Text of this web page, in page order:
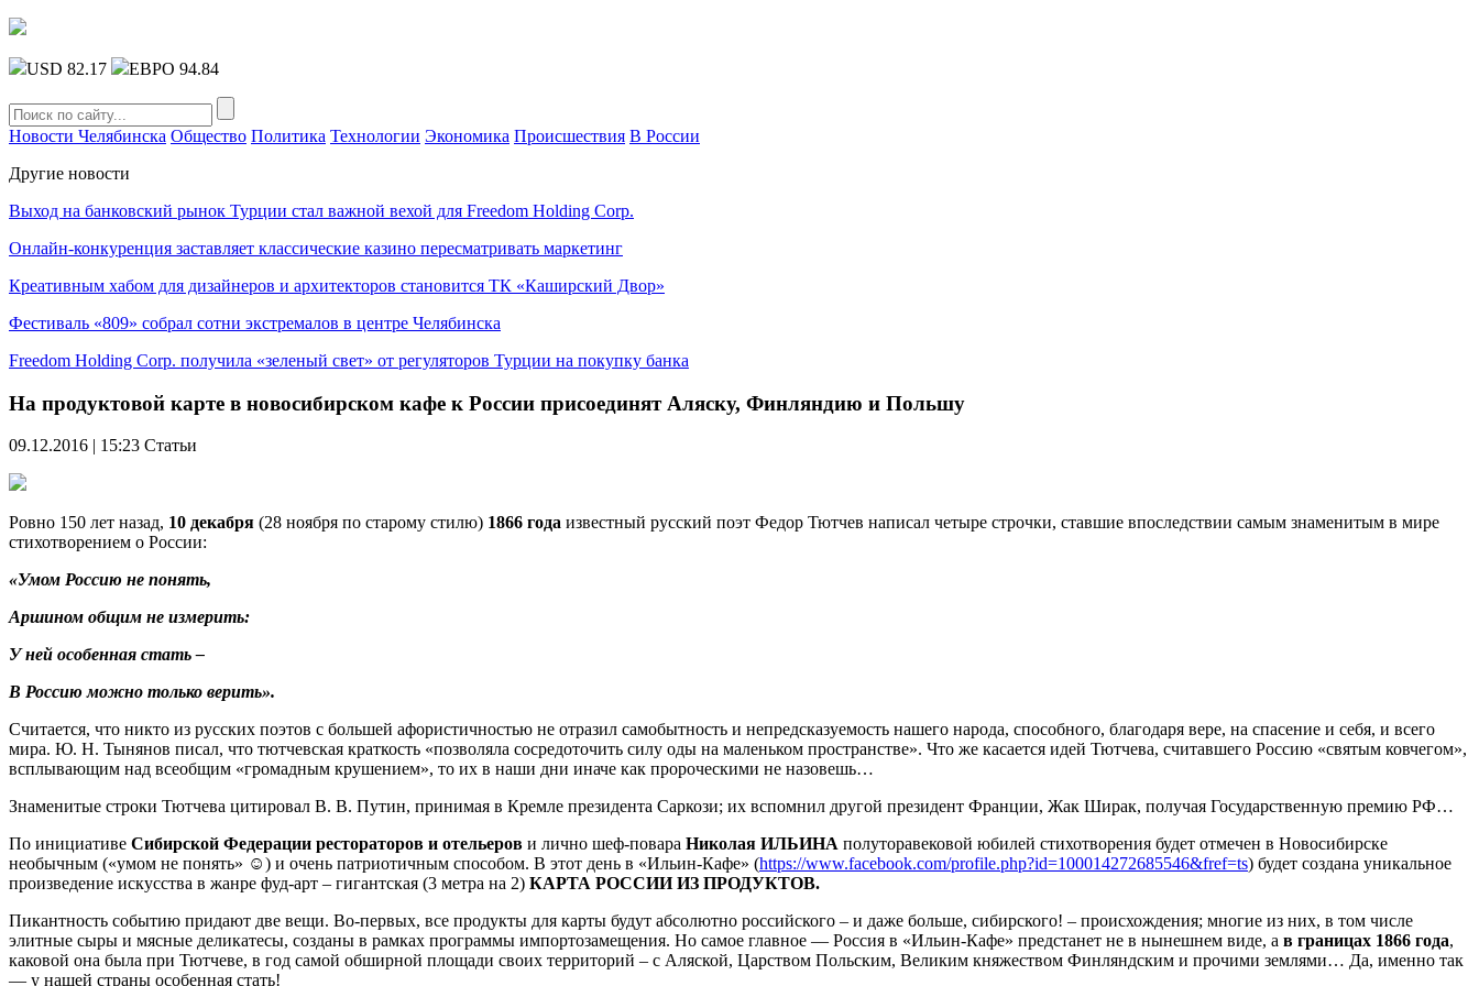
USD 82.17 ЕВРО 94.84
Новости Челябинска Общество Политика Технологии Экономика Происшествия В России
Другие новости
Выход на банковский рынок Турции стал важной вехой для Freedom Holding Corp.
Онлайн-конкуренция заставляет классические казино пересматривать маркетинг
Креативным хабом для дизайнеров и архитекторов становится ТК «Каширский Двор»
Фестиваль «809» собрал сотни экстремалов в центре Челябинска
Freedom Holding Corp. получила «зеленый свет» от регуляторов Турции на покупку банка
На продуктовой карте в новосибирском кафе к России присоединят Аляску, Финляндию и Польшу
09.12.2016 | 15:23 Статьи
Ровно 150 лет назад, 10 декабря (28 ноября по старому стилю) 1866 года известный русский поэт Федор Тютчев написал четыре строчки, ставшие впоследствии самым знаменитым в мире
стихотворением о России:
«Умом Россию не понять,
Аршином общим не измерить:
У ней особенная стать –
В Россию можно только верить».
Считается, что никто из русских поэтов с большей афористичностью не отразил самобытность и непредсказуемость нашего народа, способного, благодаря вере, на спасение и себя, и всего
мира. Ю. Н. Тынянов писал, что тютчевская краткость «позволяла сосредоточить силу оды на маленьком пространстве». Что же касается идей Тютчева, считавшего Россию «святым ковчегом»,
всплывающим над всеобщим «громадным крушением», то их в наши дни иначе как пророческими не назовешь…
Знаменитые строки Тютчева цитировал В. В. Путин, принимая в Кремле президента Саркози; их вспомнил другой президент Франции, Жак Ширак, получая Государственную премию РФ…
По инициативе Сибирской Федерации рестораторов и отельеров и лично шеф-повара Николая ИЛЬИНА полуторавековой юбилей стихотворения будет отмечен в Новосибирске
необычным («умом не понять» ☺) и очень патриотичным способом. В этот день в «Ильин-Кафе» (https://www.facebook.com/profile.php?id=100014272685546&fref=ts) будет создана уникальное
произведение искусства в жанре фуд-арт – гигантская (3 метра на 2) КАРТА РОССИИ ИЗ ПРОДУКТОВ.
Пикантность событию придают две вещи. Во-первых, все продукты для карты будут абсолютно российского – и даже больше, сибирского! – происхождения; многие из них, в том числе
элитные сыры и мясные деликатесы, созданы в рамках программы импортозамещения. Но самое главное — Россия в «Ильин-Кафе» предстанет не в нынешнем виде, а в границах 1866 года,
каковой она была при Тютчеве, в год самой обширной площади своих территорий – с Аляской, Царством Польским, Великим княжеством Финляндским и прочими землями… Да, именно так
— у нашей страны особенная стать!